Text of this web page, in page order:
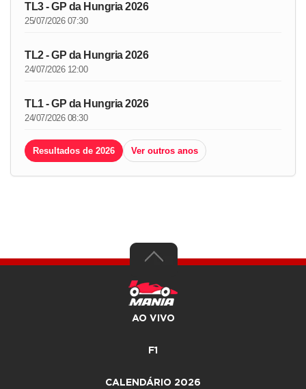
TL3 - GP da Hungria 2026
25/07/2026 07:30
TL2 - GP da Hungria 2026
24/07/2026 12:00
TL1 - GP da Hungria 2026
24/07/2026 08:30
Resultados de 2026 Ver outros anos
AO VIVO
F1
CALENDÁRIO 2026